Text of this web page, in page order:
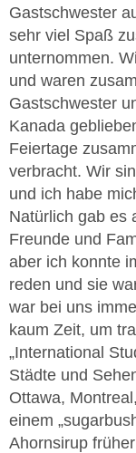
Gastschwester
sehr viel Spaß
unternommen.
und waren
Gastschwester
Kanada
Feiertage
verbracht. Wir
und ich habe
Natürlich gab es
Freunde und
aber ich konnte
reden und sie
war bei uns
kaum Zeit, um
„International
Städte und
Ottawa,
einem
Ahornsirup